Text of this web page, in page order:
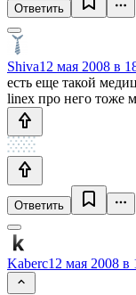
Ответить
Shiva12 мая 2008 в
есть еще такой
linex про него тоже
Ответить
Kaberc12 мая 2008 в